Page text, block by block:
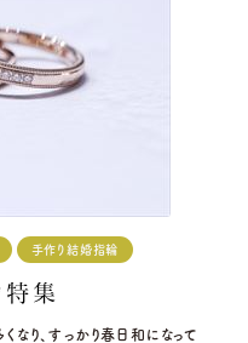
手作り結婚指輪
集
り、すっかり春日和になって